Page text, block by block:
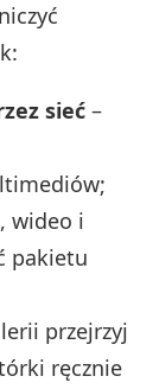
sieć –
wideo i
pakietu
przejrzyj
ręcznie